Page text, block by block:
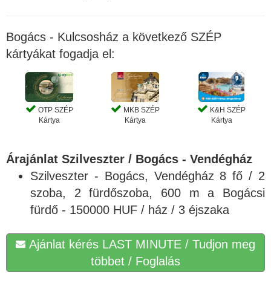
Bogács - Kulcsosház a következő SZÉP
kártyákat fogadja el:
OTP SZÉP
Kártya
MKB SZÉP
Kártya
K&H SZÉP
Kártya
Árajánlat Szilveszter / Bogács - Vendégház
Szilveszter - Bogács, Vendégház 8 fő / 2
szoba, 2 fürdőszoba, 600 m a Bogácsi
fürdő - 150000 HUF / ház / 3 éjszaka
Ajánlat kérés LAST MINUTE / Tudjon meg
többet / Foglalás